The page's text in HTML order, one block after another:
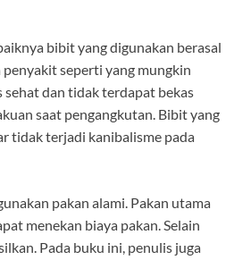
bibit yang digunakan berasal
seperti yang mungkin
dan tidak terdapat bekas
saat pengangkutan. Bibit yang
tidak terjadi kanibalisme pada
pakan alami. Pakan utama
menekan biaya pakan. Selain
Pada buku ini, penulis juga